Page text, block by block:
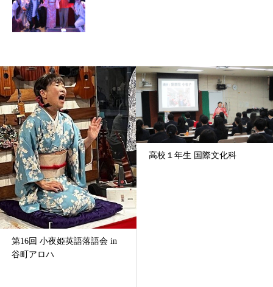
第16回 小夜姫英語落語会 in
谷町アロハ
高校１年生 国際文化科